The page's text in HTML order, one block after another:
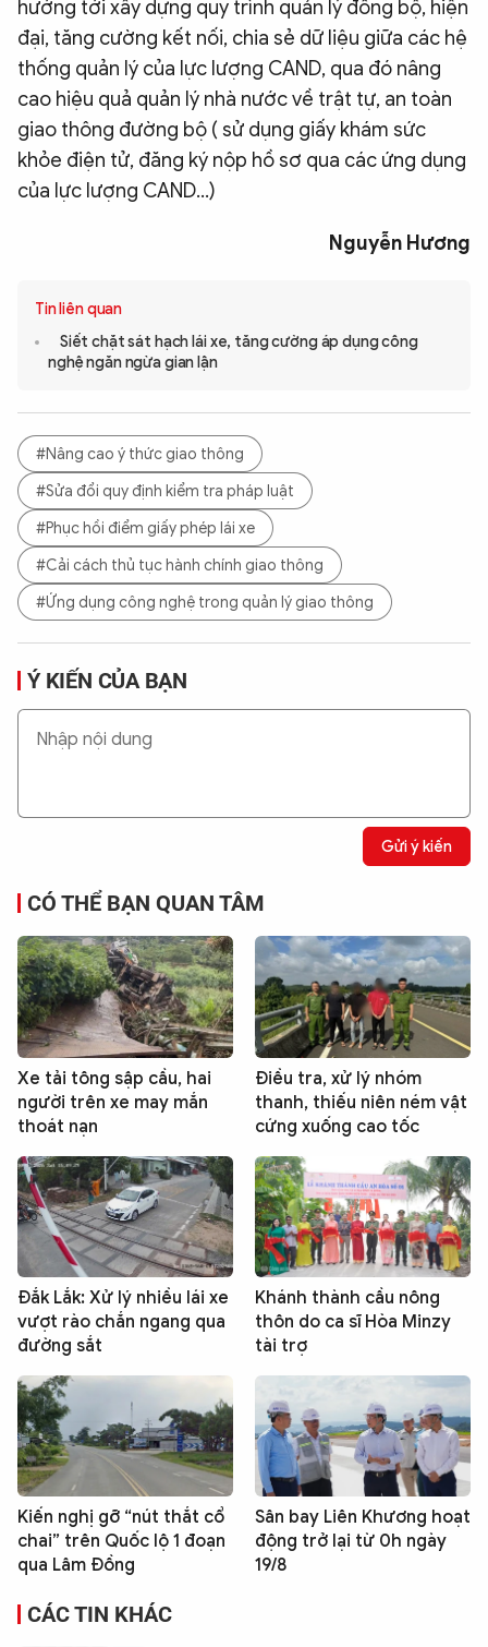
hướng tới xây dựng quy trình quản lý đồng bộ, hiện
đại, tăng cường kết nối, chia sẻ dữ liệu giữa các hệ
thống quản lý của lực lượng CAND, qua đó nâng
cao hiệu quả quản lý nhà nước về trật tự, an toàn
giao thông đường bộ ( sử dụng giấy khám sức
khỏe điện tử, đăng ký nộp hồ sơ qua các ứng dụng
của lực lượng CAND...)
Nguyễn Hương
Tin liên quan
Siết chặt sát hạch lái xe, tăng cường áp dụng công
nghệ ngăn ngừa gian lận
#Nâng cao ý thức giao thông
#Sửa đổi quy định kiểm tra pháp luật
#Phục hồi điểm giấy phép lái xe
#Cải cách thủ tục hành chính giao thông
#Ứng dụng công nghệ trong quản lý giao thông
Ý KIẾN CỦA BẠN
Gửi ý kiến
CÓ THỂ BẠN QUAN TÂM
Xe tải tông sập cầu, hai
người trên xe may mắn
thoát nạn
Điều tra, xử lý nhóm
thanh, thiếu niên ném vật
cứng xuống cao tốc
Đắk Lắk: Xử lý nhiều lái xe
vượt rào chắn ngang qua
đường sắt
Khánh thành cầu nông
thôn do ca sĩ Hòa Minzy
tài trợ
Kiến nghị gỡ “nút thắt cổ
chai” trên Quốc lộ 1 đoạn
qua Lâm Đồng
Sân bay Liên Khương hoạt
động trở lại từ 0h ngày
19/8
CÁC TIN KHÁC